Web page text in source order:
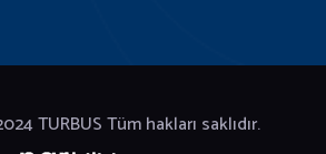
TURBUS Tüm hakları saklıdır.